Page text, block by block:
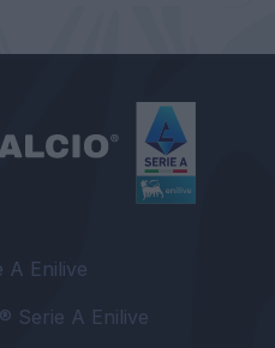
A Enilive
Serie A Enilive